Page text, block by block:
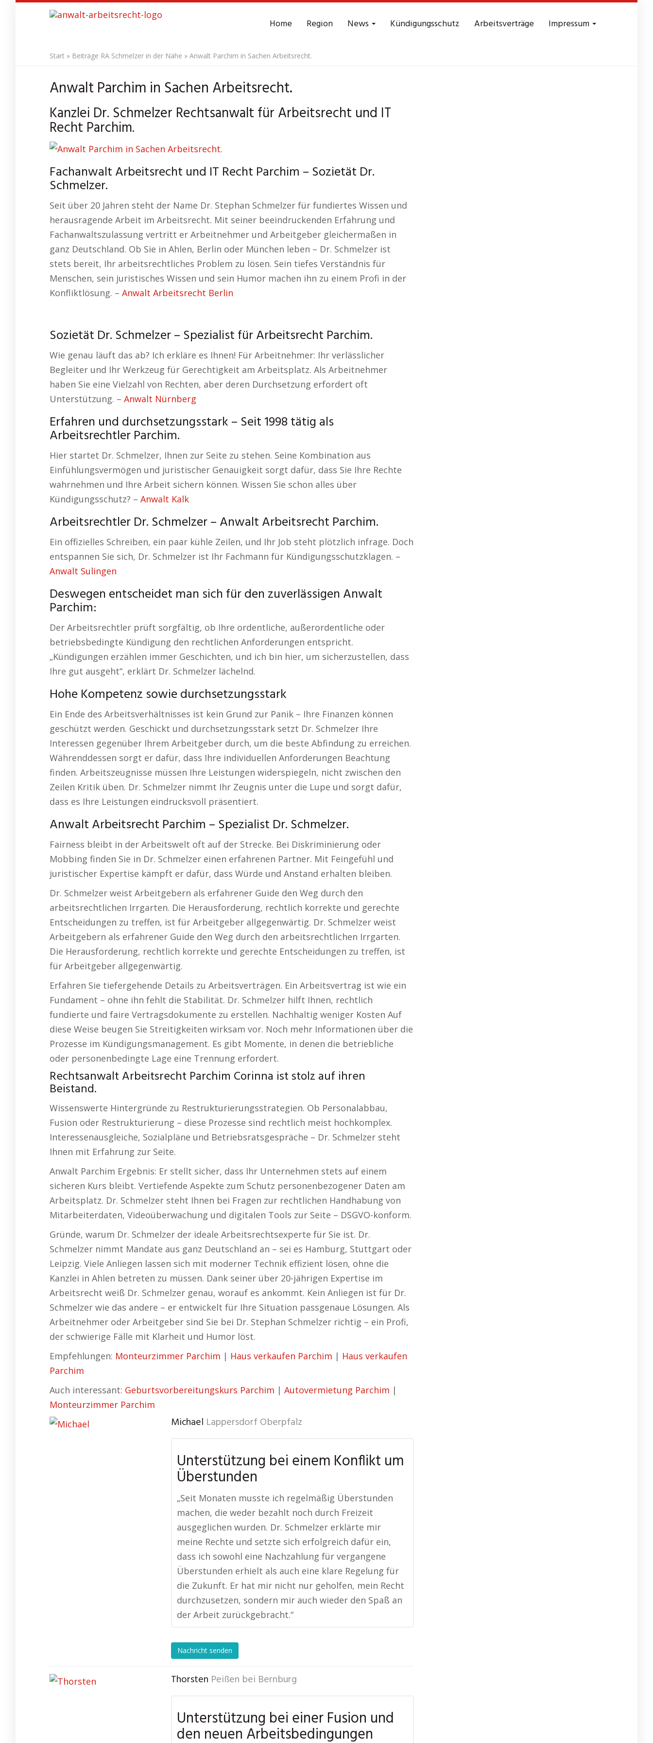
Home Region News Kündigungsschutz Arbeitsverträge Impressum
Start » Beiträge RA Schmelzer in der Nähe » Anwalt Parchim in Sachen Arbeitsrecht.
Anwalt Parchim in Sachen Arbeitsrecht.
Kanzlei Dr. Schmelzer Rechtsanwalt für Arbeitsrecht und IT
Recht Parchim.
Fachanwalt Arbeitsrecht und IT Recht Parchim – Sozietät Dr.
Schmelzer.
Seit über 20 Jahren steht der Name Dr. Stephan Schmelzer für fundiertes Wissen und
herausragende Arbeit im Arbeitsrecht. Mit seiner beeindruckenden Erfahrung und
Fachanwaltszulassung vertritt er Arbeitnehmer und Arbeitgeber gleichermaßen in
ganz Deutschland. Ob Sie in Ahlen, Berlin oder München leben – Dr. Schmelzer ist
stets bereit, Ihr arbeitsrechtliches Problem zu lösen. Sein tiefes Verständnis für
Menschen, sein juristisches Wissen und sein Humor machen ihn zu einem Profi in der
Konfliktlösung. – Anwalt Arbeitsrecht Berlin
Sozietät Dr. Schmelzer – Spezialist für Arbeitsrecht Parchim.
Wie genau läuft das ab? Ich erkläre es Ihnen! Für Arbeitnehmer: Ihr verlässlicher
Begleiter und Ihr Werkzeug für Gerechtigkeit am Arbeitsplatz. Als Arbeitnehmer
haben Sie eine Vielzahl von Rechten, aber deren Durchsetzung erfordert oft
Unterstützung. – Anwalt Nürnberg
Erfahren und durchsetzungsstark – Seit 1998 tätig als
Arbeitsrechtler Parchim.
Hier startet Dr. Schmelzer, Ihnen zur Seite zu stehen. Seine Kombination aus
Einfühlungsvermögen und juristischer Genauigkeit sorgt dafür, dass Sie Ihre Rechte
wahrnehmen und Ihre Arbeit sichern können. Wissen Sie schon alles über
Kündigungsschutz? – Anwalt Kalk
Arbeitsrechtler Dr. Schmelzer – Anwalt Arbeitsrecht Parchim.
Ein offizielles Schreiben, ein paar kühle Zeilen, und Ihr Job steht plötzlich infrage. Doch
entspannen Sie sich, Dr. Schmelzer ist Ihr Fachmann für Kündigungsschutzklagen. –
Anwalt Sulingen
Deswegen entscheidet man sich für den zuverlässigen Anwalt
Parchim:
Der Arbeitsrechtler prüft sorgfältig, ob Ihre ordentliche, außerordentliche oder
betriebsbedingte Kündigung den rechtlichen Anforderungen entspricht.
„Kündigungen erzählen immer Geschichten, und ich bin hier, um sicherzustellen, dass
Ihre gut ausgeht“, erklärt Dr. Schmelzer lächelnd.
Hohe Kompetenz sowie durchsetzungsstark
Ein Ende des Arbeitsverhältnisses ist kein Grund zur Panik – Ihre Finanzen können
geschützt werden. Geschickt und durchsetzungsstark setzt Dr. Schmelzer Ihre
Interessen gegenüber Ihrem Arbeitgeber durch, um die beste Abfindung zu erreichen.
Währenddessen sorgt er dafür, dass Ihre individuellen Anforderungen Beachtung
finden. Arbeitszeugnisse müssen Ihre Leistungen widerspiegeln, nicht zwischen den
Zeilen Kritik üben. Dr. Schmelzer nimmt Ihr Zeugnis unter die Lupe und sorgt dafür,
dass es Ihre Leistungen eindrucksvoll präsentiert.
Anwalt Arbeitsrecht Parchim – Spezialist Dr. Schmelzer.
Fairness bleibt in der Arbeitswelt oft auf der Strecke. Bei Diskriminierung oder
Mobbing finden Sie in Dr. Schmelzer einen erfahrenen Partner. Mit Feingefühl und
juristischer Expertise kämpft er dafür, dass Würde und Anstand erhalten bleiben.
Dr. Schmelzer weist Arbeitgebern als erfahrener Guide den Weg durch den
arbeitsrechtlichen Irrgarten. Die Herausforderung, rechtlich korrekte und gerechte
Entscheidungen zu treffen, ist für Arbeitgeber allgegenwärtig. Dr. Schmelzer weist
Arbeitgebern als erfahrener Guide den Weg durch den arbeitsrechtlichen Irrgarten.
Die Herausforderung, rechtlich korrekte und gerechte Entscheidungen zu treffen, ist
für Arbeitgeber allgegenwärtig.
Erfahren Sie tiefergehende Details zu Arbeitsverträgen. Ein Arbeitsvertrag ist wie ein
Fundament – ohne ihn fehlt die Stabilität. Dr. Schmelzer hilft Ihnen, rechtlich
fundierte und faire Vertragsdokumente zu erstellen. Nachhaltig weniger Kosten Auf
diese Weise beugen Sie Streitigkeiten wirksam vor. Noch mehr Informationen über die
Prozesse im Kündigungsmanagement. Es gibt Momente, in denen die betriebliche
oder personenbedingte Lage eine Trennung erfordert.
Rechtsanwalt Arbeitsrecht Parchim Corinna ist stolz auf ihren
Beistand.
Wissenswerte Hintergründe zu Restrukturierungsstrategien. Ob Personalabbau,
Fusion oder Restrukturierung – diese Prozesse sind rechtlich meist hochkomplex.
Interessenausgleiche, Sozialpläne und Betriebsratsgespräche – Dr. Schmelzer steht
Ihnen mit Erfahrung zur Seite.
Anwalt Parchim Ergebnis: Er stellt sicher, dass Ihr Unternehmen stets auf einem
sicheren Kurs bleibt. Vertiefende Aspekte zum Schutz personenbezogener Daten am
Arbeitsplatz. Dr. Schmelzer steht Ihnen bei Fragen zur rechtlichen Handhabung von
Mitarbeiterdaten, Videoüberwachung und digitalen Tools zur Seite – DSGVO-konform.
Gründe, warum Dr. Schmelzer der ideale Arbeitsrechtsexperte für Sie ist. Dr.
Schmelzer nimmt Mandate aus ganz Deutschland an – sei es Hamburg, Stuttgart oder
Leipzig. Viele Anliegen lassen sich mit moderner Technik effizient lösen, ohne die
Kanzlei in Ahlen betreten zu müssen. Dank seiner über 20-jährigen Expertise im
Arbeitsrecht weiß Dr. Schmelzer genau, worauf es ankommt. Kein Anliegen ist für Dr.
Schmelzer wie das andere – er entwickelt für Ihre Situation passgenaue Lösungen. Als
Arbeitnehmer oder Arbeitgeber sind Sie bei Dr. Stephan Schmelzer richtig – ein Profi,
der schwierige Fälle mit Klarheit und Humor löst.
Empfehlungen: Monteurzimmer Parchim | Haus verkaufen Parchim | Haus verkaufen
Parchim
Auch interessant: Geburtsvorbereitungskurs Parchim | Autovermietung Parchim |
Monteurzimmer Parchim
Michael Lappersdorf Oberpfalz
Unterstützung bei einem Konflikt um
Überstunden
„Seit Monaten musste ich regelmäßig Überstunden
machen, die weder bezahlt noch durch Freizeit
ausgeglichen wurden. Dr. Schmelzer erklärte mir
meine Rechte und setzte sich erfolgreich dafür ein,
dass ich sowohl eine Nachzahlung für vergangene
Überstunden erhielt als auch eine klare Regelung für
die Zukunft. Er hat mir nicht nur geholfen, mein Recht
durchzusetzen, sondern mir auch wieder den Spaß an
der Arbeit zurückgebracht.“
Nachricht senden
Thorsten Peißen bei Bernburg
Unterstützung bei einer Fusion und
den neuen Arbeitsbedingungen